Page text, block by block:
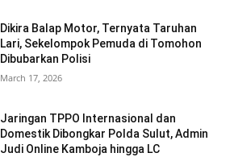
Dikira Balap Motor, Ternyata Taruhan
Lari, Sekelompok Pemuda di Tomohon
Dibubarkan Polisi
March 17, 2026
Jaringan TPPO Internasional dan
Domestik Dibongkar Polda Sulut, Admin
Judi Online Kamboja hingga LC